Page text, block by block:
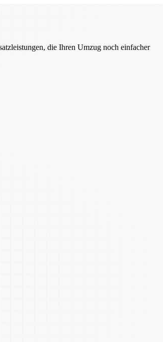
die Ihren Umzug noch einfacher